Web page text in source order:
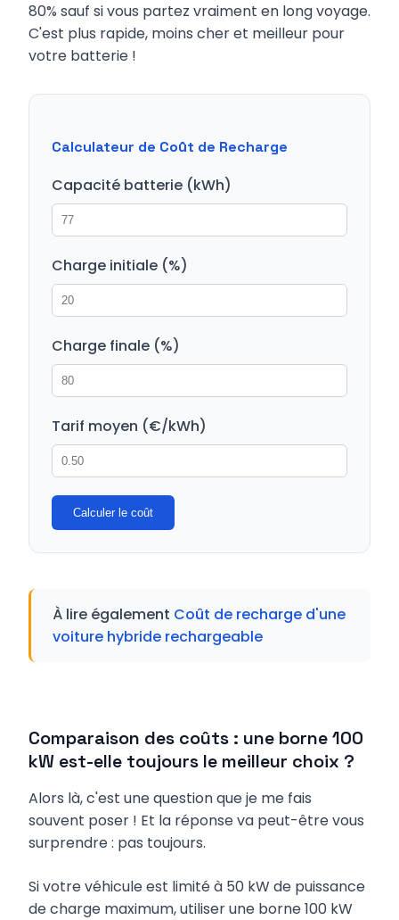
80% sauf si vous partez vraiment en long voyage.
C'est plus rapide, moins cher et meilleur pour
votre batterie !
Calculateur de Coût de Recharge
Capacité batterie (kWh)
Charge initiale (%)
Charge finale (%)
Tarif moyen (€/kWh)
Calculer le coût
À lire également Coût de recharge d'une
voiture hybride rechargeable
Comparaison des coûts : une borne 100
kW est-elle toujours le meilleur choix ?
Alors là, c'est une question que je me fais
souvent poser ! Et la réponse va peut-être vous
surprendre : pas toujours.
Si votre véhicule est limité à 50 kW de puissance
de charge maximum, utiliser une borne 100 kW